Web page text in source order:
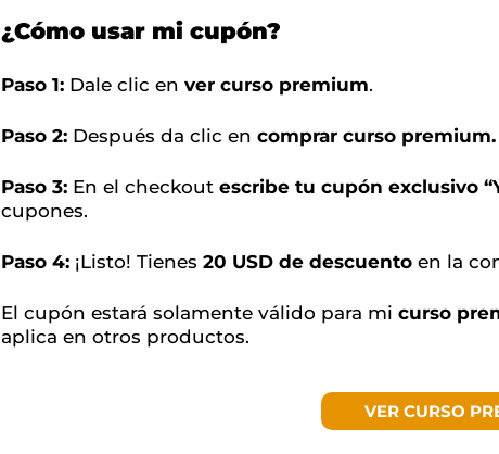
¿Cómo usar mi cupón?
Paso 1: Dale clic en ver curso premium.
Paso 2: Después da clic en comprar curso premium.
Paso 3: En el checkout escribe tu cupón exclusivo
cupones.
Paso 4: ¡Listo! Tienes 20 USD de descuento en la
El cupón estará solamente válido para mi curso
aplica en otros productos.
VER CURSO